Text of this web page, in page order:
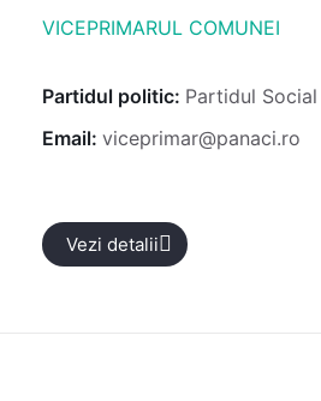
VICEPRIMARUL COMUNEI
Partidul politic: Partidul
Email: viceprimar@panaci.ro
Vezi detalii